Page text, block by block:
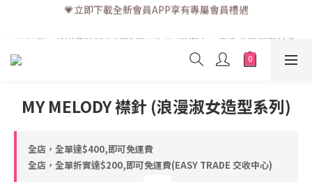
💗訂單一般送貨時間為3至5個工作天 (星期六、日及公眾假期並非
MY MELODY 襟針 (浪漫淑女造型系列)
全店，全單達$400,即可免運費
全店，全單折實達$200,即可免運費(EASY TRADE 交收中心)